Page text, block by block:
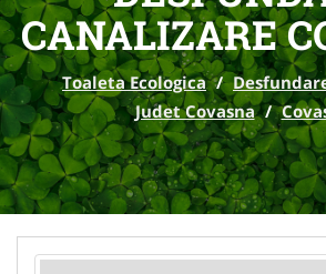
CANALIZARE
Toaleta Ecologica /
Judet Covasna /